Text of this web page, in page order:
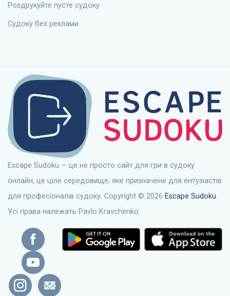
Роздрукуйте пусте судоку
Судоку без реклами
Escape Sudoku — це не просто сайт для гри в судоку
онлайн, це ціле середовище, яке призначене для ентузіастів
для професіоналів судоку. Copyright © 2026 Escape Sudoku.
Усі права належать Pavlo Kravchenko